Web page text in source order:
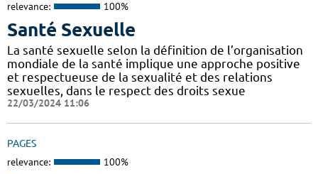
relevance: 100%
Santé Sexuelle
La santé sexuelle selon la définition de l’organisation
mondiale de la santé implique une approche positive
et respectueuse de la sexualité et des relations
sexuelles, dans le respect des droits sexue
22/03/2024 11:06
PAGES
relevance: 100%